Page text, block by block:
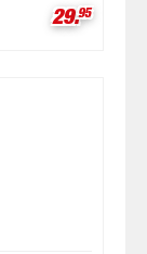
29.95